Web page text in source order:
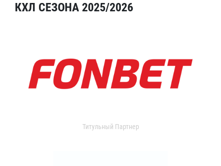
КХЛ СЕЗОНА 2025/2026
Титульный Партнер